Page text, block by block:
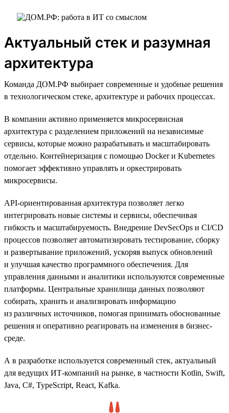
Актуальный стек и разумная
архитектура
Команда ДОМ.РФ выбирает современные и удобные решения
в технологическом стеке, архитектуре и рабочих процессах.
В компании активно применяется микросервисная
архитектура с разделением приложений на независимые
сервисы, которые можно разрабатывать и масштабировать
отдельно. Контейнеризация с помощью Docker и Kubernetes
помогает эффективно управлять и оркестрировать
микросервисы.
API-ориентированная архитектура позволяет легко
интегрировать новые системы и сервисы, обеспечивая
гибкость и масштабируемость. Внедрение DevSecOps и CI/CD
процессов позволяет автоматизировать тестирование, сборку
и развертывание приложений, ускоряя выпуск обновлений
и улучшая качество программного обеспечения. Для
управления данными и аналитики используются современные
платформы. Центральные хранилища данных позволяют
собирать, хранить и анализировать информацию
из различных источников, помогая принимать обоснованные
решения и оперативно реагировать на изменения в бизнес-
среде.
А в разработке используется современный стек, актуальный
для ведущих ИТ-компаний на рынке, в частности Kotlin, Swift,
Java, C#, TypeScript, React, Kafka.